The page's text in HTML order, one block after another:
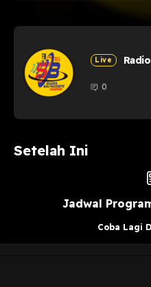
Live
0
Setelah Ini
Jadwal
Coba Lagi